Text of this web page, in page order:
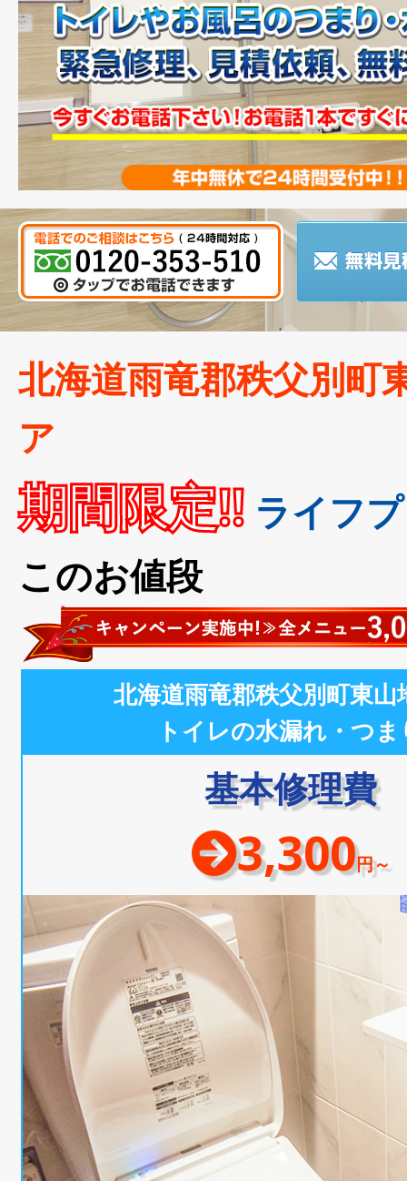
北海道雨竜郡秩父別町
ア
期間限定!! ライフ
このお値段
北海道雨竜郡秩父別町東山
トイレの水漏れ・つま
基本修理費
3,300円～